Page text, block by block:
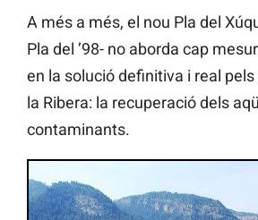
A més a més, el nou Pla del
Pla del ’98- no aborda cap
en la solució definitiva i real
la Ribera: la recuperació dels
contaminants.